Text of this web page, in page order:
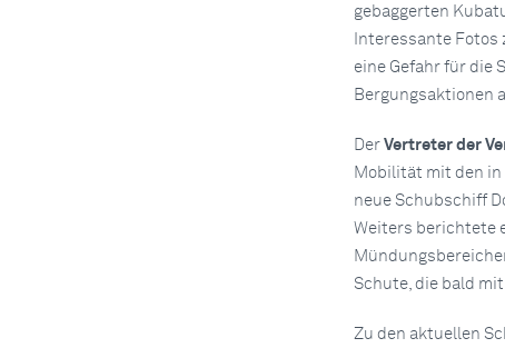
gebaggerten
Interessante Fotos
eine Gefahr für die
Bergungsaktionen
Der Vertreter der
Mobilität mit den in
neue Schubschiff
Weiters berichtete
Schute, die bald
Zu den aktuellen